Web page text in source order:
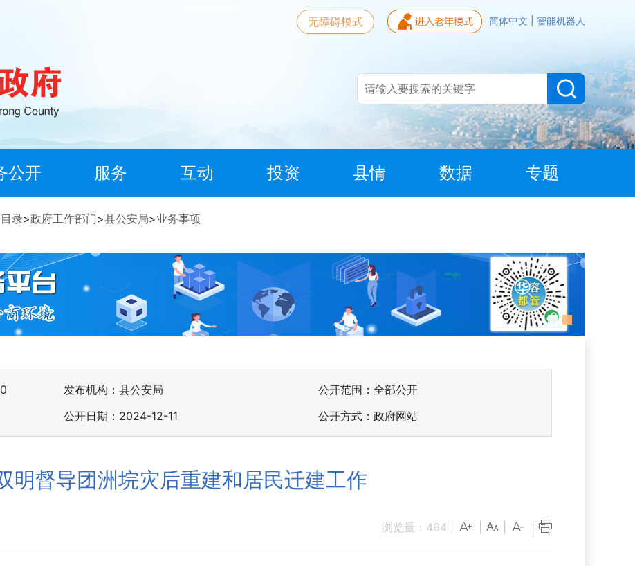
简体中文 智能机器人
无障碍模式
公开 服务 互动 投资 县情 数据 专题
录>政府工作部门>县公安局>业务事项
发布机构：县公安局
公开范围：全部公开
公开日期：2024-12-11 公开方式：政府网站
明督导团洲垸灾后重建和居民迁建工作
浏览量： 464